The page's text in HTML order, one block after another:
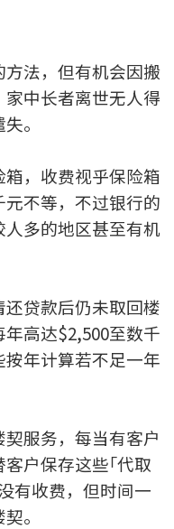
负责。
查询：
法，但有机会因搬
中长者离世无人得
。
，收费视乎保险箱
不等，不过银行的
多的地区甚至有机
贷款后仍未取回楼
高达$2,500至数千
年计算若不足一年
服务，每当有客户
户保存这些｢代取
有收费，但时间一
。